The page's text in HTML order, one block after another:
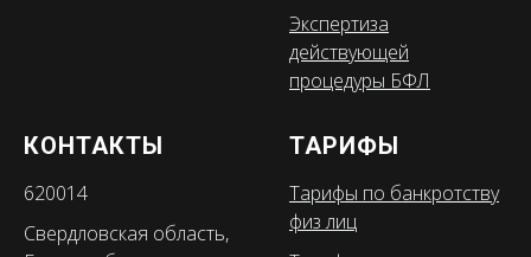
Экспертиза
действующей
процедуры БФЛ
КОНТАКТЫ
620014
Свердловская область,
ТАРИФЫ
Тарифы по банкротству
физ лиц